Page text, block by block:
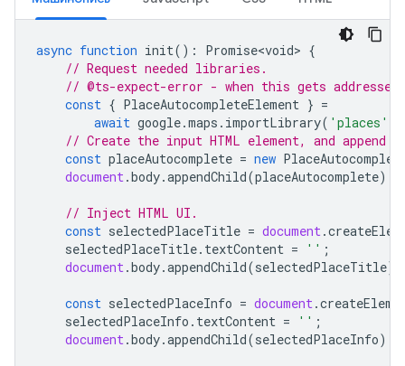
async function init() : Promise<void> {
// Request needed libraries.
// @ts-expect-error - when this gets
const { PlaceAutocompleteElement } =
await google.maps . importLibrary( 'places'
// Create the input HTML element, and append
const placeAutocomplete = new
document.body.appendChild(placeAutocomplete);
// Inject HTML UI.
const selectedPlaceTitle = document.
selectedPlaceTitle. textContent = '' ;
document.body.appendChild(selectedPlaceTitle);
const selectedPlaceInfo = document.
selectedPlaceInfo . textContent = '' ;
document.body.appendChild(selectedPlaceInfo);